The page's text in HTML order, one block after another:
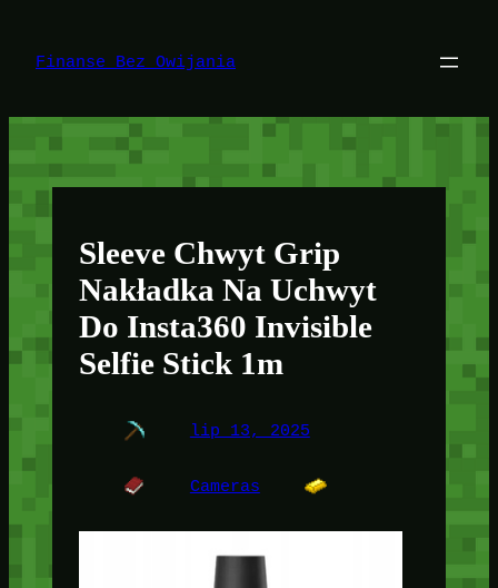
treści
Finanse Bez Owijania
Sleeve Chwyt Grip
Nakładka Na Uchwyt
Do Insta360 Invisible
Selfie Stick 1m
lip 13, 2025
Cameras